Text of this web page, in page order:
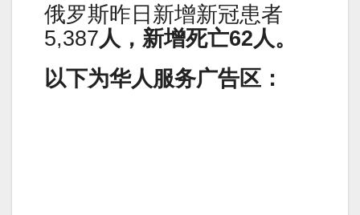
俄罗斯昨日新增新冠患者
5,387人，新增死亡62人。
以下为华人服务广告区：